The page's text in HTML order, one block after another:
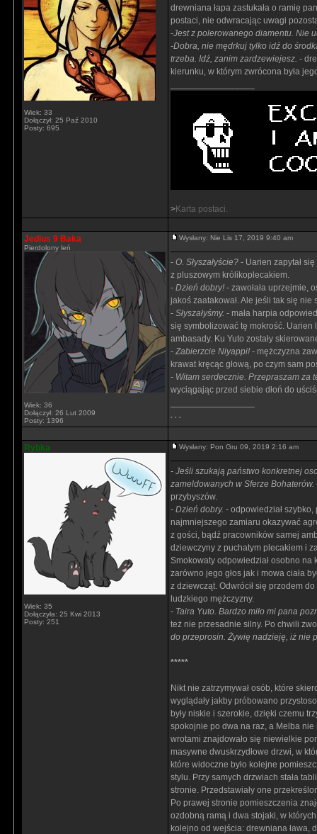
Wiek: 33
Dołączył: 25 Paź 2010
Posty: 695
drewniana łapa zastukała o ramię
postaci, nie odwracając uwagi
-Jest z polerowanego diamentu. Nie
-Dobra, nie mędrkuj tylko idź do
trzeba. Idź, zanim zardzewiejesz. -
kierunku, w którym zwrócona była
>Karta postaci.
Jedius 9 Baka
Pierdolony leń
Wiek: 36
Dołączył: 26 Lut 2009
Posty: 1396
Wysłany: Nie Lis 17, 2019 9:40 am
- O. Słyszałyście? - Uarien zapytał
z pluszowym królikoplecakiem.
- Dzień dobry! - zawołała uprzejmie,
jakoś zaatakował. Ale jeśli tak się
- Słyszałyśmy. - mała harpia
się symbolizować tę mokrość. Uarien
ambasady. Ku Yuto zostały
- Zabierzcie Niyappi! - mężczyzna
krawat kręcąc głową, po czym sam
- Witam serdecznie. Przepraszam za
wyciągając przed siebie dłoń do
. . .
Rybka
Wiek: 35
Dołączyła: 25 Kwi 2013
Posty: 251
Wysłany: Pon Gru 09, 2019 2:16 am
- Jeśli szukają państwo konkretnej
zameldowanych w Sferze Bohaterów.
przybyszów.
- Dzień dobry. - odpowiedział
najmniejszego zamiaru okazywać
z gości, bądź pracowników samej
dziewczyny z puchatym plecakiem i
Smokowaty odpowiedział osobno na
zarówno jego głos jak i mowa ciała
z dziewcząt. Odwrócił się przodem
ludzkiego mężczyzny.
- Taira Yuto. Bardzo miło mi pana
też nie przesadnie silny. Po chwili
do przeprosin. Żywię nadzieję, iż nie
*****
Nikt nie zatrzymywał osób, które
wyglądały jakby próbowano
były niskie i szerokie, dzięki czemu
spokojnie po dwa na raz, a Melba
wrotami znajdowało się niewielkie
masywne dwuskrzydłowe drzwi, w
które widoczne było kolejne
stylu. Przy samych drzwiach stała
stronie. Przedstawiały one
Po prawej stronie pomieszczenia
ozdobną ramą i dwa stojaki, w
kolejno od wejścia: drewniana ława,